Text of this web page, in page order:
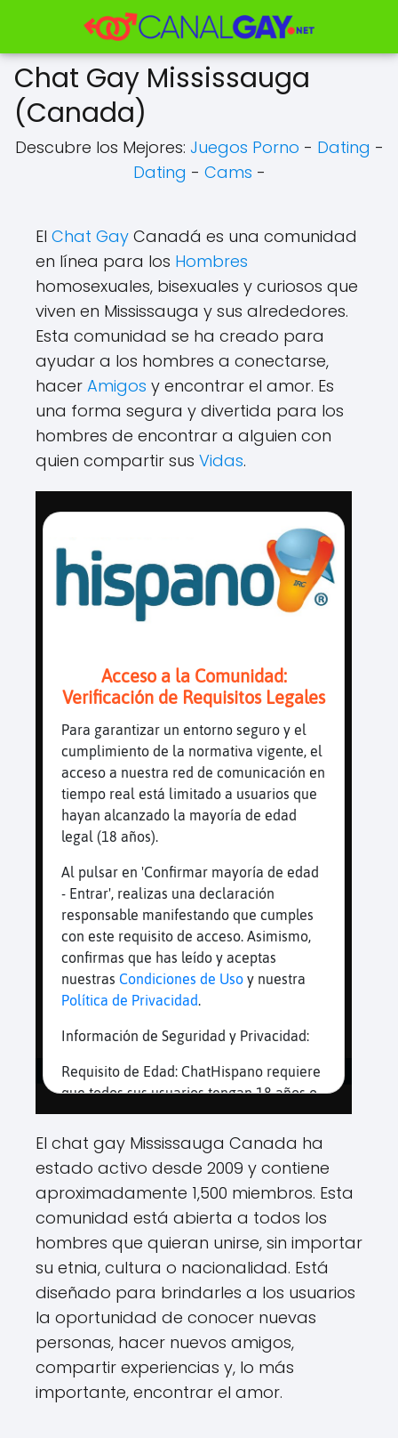
Chat Gay Mississauga
(Canada)
Descubre los Mejores: Juegos Porno - Dating -
Dating - Cams -
El Chat Gay Canadá es una comunidad
en línea para los Hombres
homosexuales, bisexuales y curiosos que
viven en Mississauga y sus alrededores.
Esta comunidad se ha creado para
ayudar a los hombres a conectarse,
hacer Amigos y encontrar el amor. Es
una forma segura y divertida para los
hombres de encontrar a alguien con
quien compartir sus Vidas.
El chat gay Mississauga Canada ha
estado activo desde 2009 y contiene
aproximadamente 1,500 miembros. Esta
comunidad está abierta a todos los
hombres que quieran unirse, sin importar
su etnia, cultura o nacionalidad. Está
diseñado para brindarles a los usuarios
la oportunidad de conocer nuevas
personas, hacer nuevos amigos,
compartir experiencias y, lo más
importante, encontrar el amor.